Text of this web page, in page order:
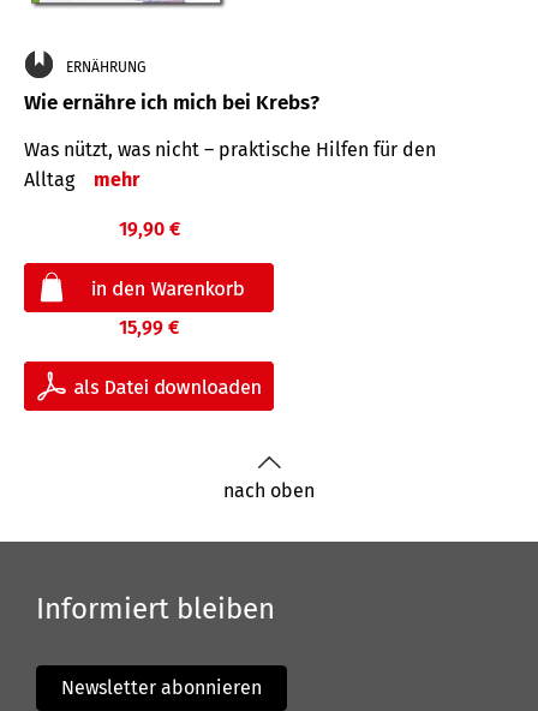
ERNÄHRUNG
Wie ernähre ich mich bei Krebs?
Was nützt, was nicht – praktische Hilfen für den
Alltag
mehr
19,90 €
15,99 €
nach oben
Informiert bleiben
Newsletter abonnieren